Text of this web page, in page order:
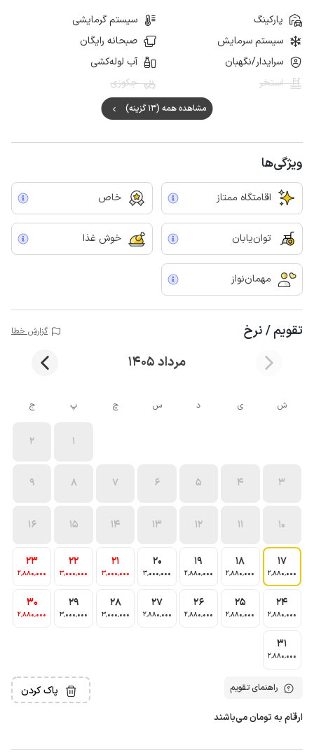
پارکینگ
سیستم گرمایشی
سیستم سرمایش
صبحانه رایگان
سرایدار/نگهبان
آب لوله‌کشی
استخر
جکوزی
مشاهده همه (13 گزینه)
ویژگی‌ها
اقامتگاه ممتاز خاص
توان‌یابان خوش غذا
مهمان‌نواز
تقویم / نرخ گزارش خطا
مرداد 1405
ش ی د س چ پ ج
1
2
3
4
5
6
7
8
9
10
11
12
13
14
15
16
17
2٬880٬000
18
2٬880٬000
19
2٬880٬000
20
3٬000٬000
21
3٬000٬000
22
3٬000٬000
23
2٬880٬000
24
2٬880٬000
25
2٬880٬000
26
2٬880٬000
27
2٬880٬000
28
3٬000٬000
29
3٬000٬000
30
2٬880٬000
31
2٬880٬000
راهنمای تقویم پاک کردن
ارقام به تومان می‌باشند